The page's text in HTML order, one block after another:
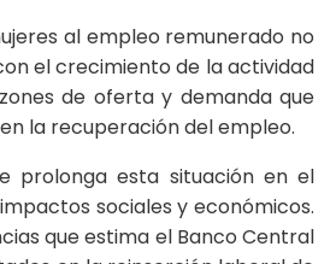
al empleo remunerado no
el crecimiento de la actividad
de oferta y demanda que
la recuperación del empleo.
prolonga esta situación en el
sociales y económicos.
que estima el Banco Central